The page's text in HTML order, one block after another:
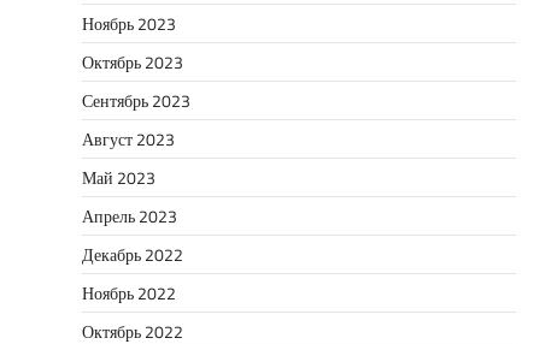
Ноябрь 2023
Октябрь 2023
Сентябрь 2023
Август 2023
Май 2023
Апрель 2023
Декабрь 2022
Ноябрь 2022
Октябрь 2022